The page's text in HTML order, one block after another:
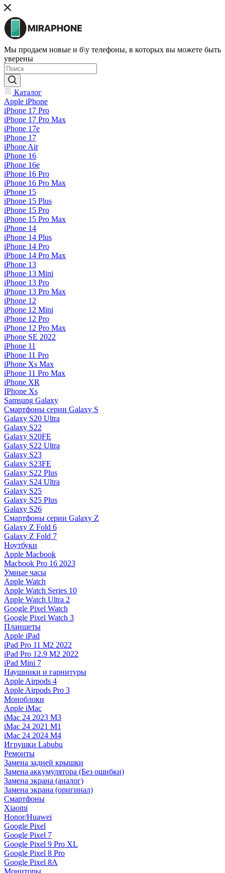
Мы продаем новые и б\у телефоны, в которых вы можете быть
уверены
Каталог
Apple iPhone
iPhone 17 Pro
iPhone 17 Pro Max
iPhone 17e
iPhone 17
iPhone Air
iPhone 16
iPhone 16e
iPhone 16 Pro
iPhone 16 Pro Max
iPhone 15
iPhone 15 Plus
iPhone 15 Pro
iPhone 15 Pro Max
iPhone 14
iPhone 14 Plus
iPhone 14 Pro
iPhone 14 Pro Max
iPhone 13
iPhone 13 Mini
iPhone 13 Pro
iPhone 13 Pro Max
iPhone 12
iPhone 12 Mini
iPhone 12 Pro
iPhone 12 Pro Max
iPhone SE 2022
iPhone 11
iPhone 11 Pro
iPhone Xs Max
iPhone 11 Pro Max
iPhone XR
IPhone Xs
Samsung Galaxy
Смартфоны серии Galaxy S
Galaxy S20 Ultra
Galaxy S22
Galaxy S20FE
Galaxy S22 Ultra
Galaxy S23
Galaxy S23FE
Galaxy S22 Plus
Galaxy S24 Ultra
Galaxy S25
Galaxy S25 Plus
Galaxy S26
Смартфоны серии Galaxy Z
Galaxy Z Fold 6
Galaxy Z Fold 7
Ноутбуки
Apple Macbook
Macbook Pro 16 2023
Умные часы
Apple Watch
Apple Watch Series 10
Apple Watch Ultra 2
Google Pixel Watch
Google Pixel Watch 3
Планшеты
Apple iPad
iPad Pro 11 M2 2022
iPad Pro 12.9 M2 2022
iPad Mini 7
Наушники и гарнитуры
Apple Airpods 4
Apple Airpods Pro 3
Моноблоки
Apple iMac
iMac 24 2023 M3
iMac 24 2021 M1
iMac 24 2024 M4
Игрушки Labubu
Ремонты
Замена задней крышки
Замена аккумулятора (Без ошибки)
Замена экрана (аналог)
Замена экрана (оригинал)
Смартфоны
Xiaomi
Honor/Huawei
Google Pixel
Google Pixel 7
Google Pixel 9 Pro XL
Google Pixel 8 Pro
Google Pixel 8A
Мониторы